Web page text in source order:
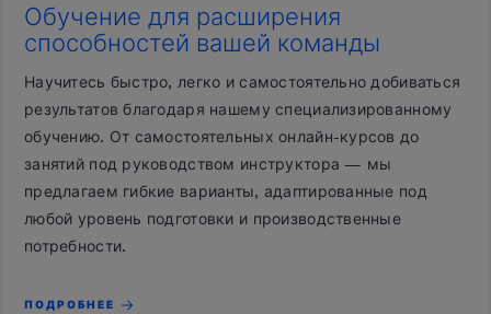
Обучение для расширения
способностей вашей команды
Научитесь быстро, легко и самостоятельно добиваться
результатов благодаря нашему специализированному
обучению. От самостоятельных онлайн-курсов до
занятий под руководством инструктора — мы
предлагаем гибкие варианты, адаптированные под
любой уровень подготовки и производственные
потребности.
ПОДРОБНЕЕ